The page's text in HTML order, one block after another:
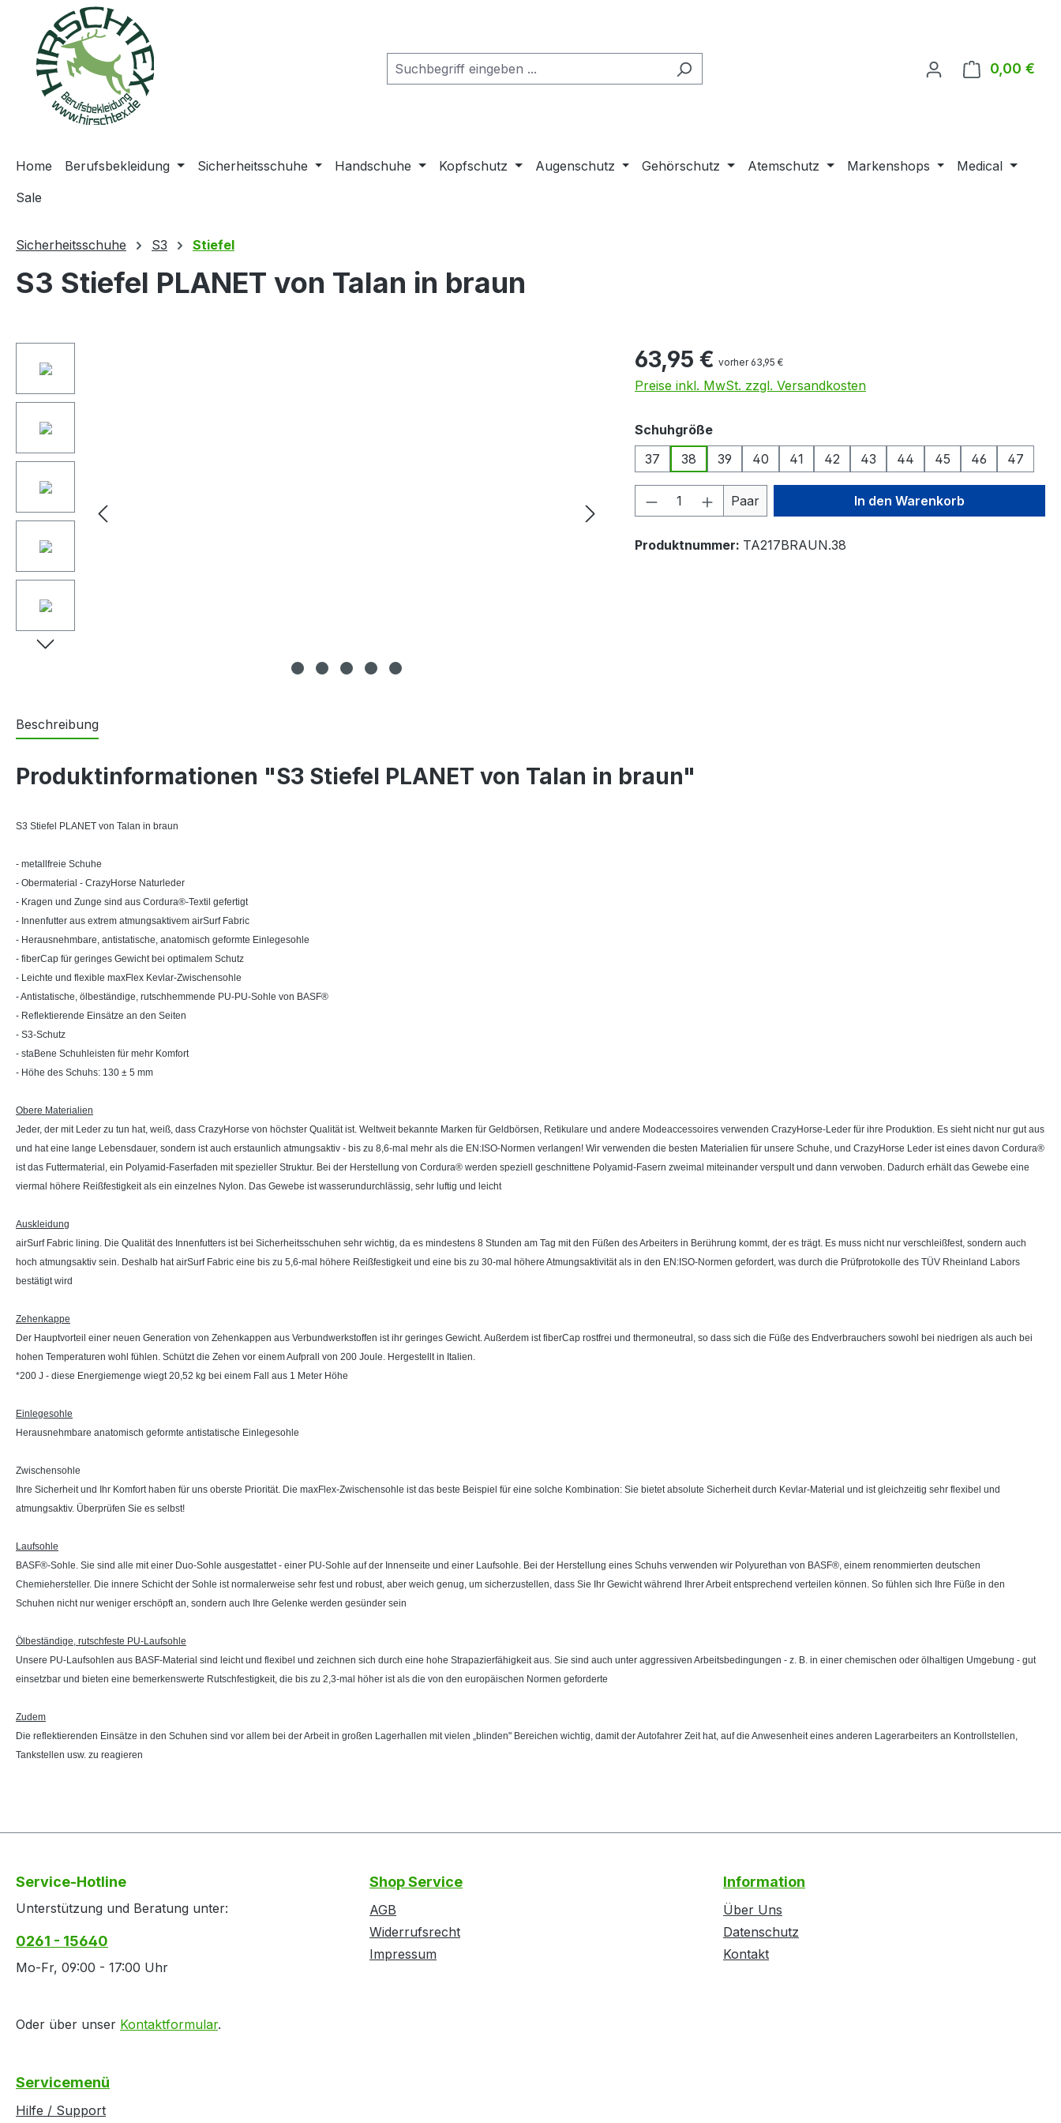
Zur Hauptnavigation springen
0,00 €
Home Berufsbekleidung Sicherheitsschuhe Handschuhe Kopfschutz Augenschutz Gehörschutz Atemschutz Markenshops
Medical
Sale
Sicherheitsschuhe S3 Stiefel
S3 Stiefel PLANET von Talan in braun
63,95 € vorher 63,95 €
Preise inkl. MwSt. zzgl. Versandkosten
Schuhgrößeauswählen
37
38 39 40 41 42 43 44 45 46 47
Produkt Anzahl: Gib den gewünschten Wert
Paar In den Warenkorb
Produktnummer: TA217BRAUN.38
Beschreibung
Produktinformationen "S3 Stiefel PLANET von Talan in braun"
S3 Stiefel PLANET von Talan in braun
- metallfreie Schuhe
- Obermaterial - CrazyHorse Naturleder
- Kragen und Zunge sind aus Cordura®-Textil gefertigt
- Innenfutter aus extrem atmungsaktivem airSurf Fabric
- Herausnehmbare, antistatische, anatomisch geformte Einlegesohle
- fiberCap für geringes Gewicht bei optimalem Schutz
- Leichte und flexible maxFlex Kevlar-Zwischensohle
- Antistatische, ölbeständige, rutschhemmende PU-PU-Sohle von BASF®
- Reflektierende Einsätze an den Seiten
- S3-Schutz
- staBene Schuhleisten für mehr Komfort
- Höhe des Schuhs: 130 ± 5 mm
Obere Materialien
Jeder, der mit Leder zu tun hat, weiß, dass CrazyHorse von höchster Qualität ist. Weltweit bekannte Marken für Geldbörsen, Retikulare und andere Modeaccessoires verwenden CrazyHorse-Leder für ihre Produktion. Es sieht nicht nur gut aus
und hat eine lange Lebensdauer, sondern ist auch erstaunlich atmungsaktiv - bis zu 8,6-mal mehr als die EN:ISO-Normen verlangen! Wir verwenden die besten Materialien für unsere Schuhe, und CrazyHorse Leder ist eines davon Cordura®
ist das Futtermaterial, ein Polyamid-Faserfaden mit spezieller Struktur. Bei der Herstellung von Cordura® werden speziell geschnittene Polyamid-Fasern zweimal miteinander verspult und dann verwoben. Dadurch erhält das Gewebe eine
viermal höhere Reißfestigkeit als ein einzelnes Nylon. Das Gewebe ist wasserundurchlässig, sehr luftig und leicht
Auskleidung
airSurf Fabric lining. Die Qualität des Innenfutters ist bei Sicherheitsschuhen sehr wichtig, da es mindestens 8 Stunden am Tag mit den Füßen des Arbeiters in Berührung kommt, der es trägt. Es muss nicht nur verschleißfest, sondern auch
hoch atmungsaktiv sein. Deshalb hat airSurf Fabric eine bis zu 5,6-mal höhere Reißfestigkeit und eine bis zu 30-mal höhere Atmungsaktivität als in den EN:ISO-Normen gefordert, was durch die Prüfprotokolle des TÜV Rheinland Labors
bestätigt wird
Zehenkappe
Der Hauptvorteil einer neuen Generation von Zehenkappen aus Verbundwerkstoffen ist ihr geringes Gewicht. Außerdem ist fiberCap rostfrei und thermoneutral, so dass sich die Füße des Endverbrauchers sowohl bei niedrigen als auch bei
hohen Temperaturen wohl fühlen. Schützt die Zehen vor einem Aufprall von 200 Joule. Hergestellt in Italien.
*200 J - diese Energiemenge wiegt 20,52 kg bei einem Fall aus 1 Meter Höhe
Einlegesohle
Herausnehmbare anatomisch geformte antistatische Einlegesohle
Zwischensohle
Ihre Sicherheit und Ihr Komfort haben für uns oberste Priorität. Die maxFlex-Zwischensohle ist das beste Beispiel für eine solche Kombination: Sie bietet absolute Sicherheit durch Kevlar-Material und ist gleichzeitig sehr flexibel und
atmungsaktiv. Überprüfen Sie es selbst!
Laufsohle
BASF®-Sohle. Sie sind alle mit einer Duo-Sohle ausgestattet - einer PU-Sohle auf der Innenseite und einer Laufsohle. Bei der Herstellung eines Schuhs verwenden wir Polyurethan von BASF®, einem renommierten deutschen
Chemiehersteller. Die innere Schicht der Sohle ist normalerweise sehr fest und robust, aber weich genug, um sicherzustellen, dass Sie Ihr Gewicht während Ihrer Arbeit entsprechend verteilen können. So fühlen sich Ihre Füße in den
Schuhen nicht nur weniger erschöpft an, sondern auch Ihre Gelenke werden gesünder sein
Ölbeständige, rutschfeste PU-Laufsohle
Unsere PU-Laufsohlen aus BASF-Material sind leicht und flexibel und zeichnen sich durch eine hohe Strapazierfähigkeit aus. Sie sind auch unter aggressiven Arbeitsbedingungen - z. B. in einer chemischen oder ölhaltigen Umgebung - gut
einsetzbar und bieten eine bemerkenswerte Rutschfestigkeit, die bis zu 2,3-mal höher ist als die von den europäischen Normen geforderte
Zudem
Die reflektierenden Einsätze in den Schuhen sind vor allem bei der Arbeit in großen Lagerhallen mit vielen „blinden" Bereichen wichtig, damit der Autofahrer Zeit hat, auf die Anwesenheit eines anderen Lagerarbeiters an Kontrollstellen,
Tankstellen usw. zu reagieren
Service-Hotline
Unterstützung und Beratung unter:
0261 - 15640
Mo-Fr, 09:00 - 17:00 Uhr
Oder über unser Kontaktformular.
Shop Service
AGB
Widerrufsrecht
Impressum
Information
Über Uns
Datenschutz
Kontakt
Servicemenü
Hilfe / Support